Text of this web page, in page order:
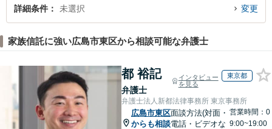
予約したい』などでお困りの相談者さんにおすすめです。
詳細条件 未選択 変更
家族信託に強い広島市東区から相談可能な弁護士
都 裕記
弁護士
インタビュー
を見る
東京都
弁護士法人新都法律事務所 東京事務所
広島市東区
からも相談
面談方法(対面・
電話・ビデオな
営業時間：0
9:00~19:00